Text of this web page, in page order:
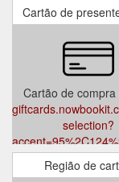
Cartão de
Cartão de compra
selection?
62e5-47fc-
Região de